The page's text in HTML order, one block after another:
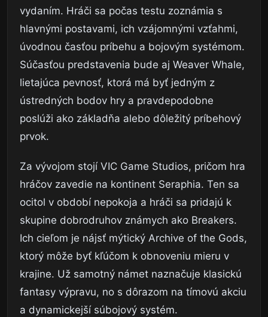
vydaním. Hráči sa počas testu zoznámia s
hlavnými postavami, ich vzájomnými vzťahmi,
úvodnou časťou príbehu a bojovým systémom.
Súčasťou predstavenia bude aj Weaver Whale,
lietajúca pevnosť, ktorá má byť jedným z
ústredných bodov hry a pravdepodobne
poslúži ako základňa alebo dôležitý príbehový
prvok.
Za vývojom stojí VIC Game Studios, pričom hra
hráčov zavedie na kontinent Seraphia. Ten sa
ocitol v období nepokoja a hráči sa pridajú k
skupine dobrodruhov známych ako Breakers.
Ich cieľom je nájsť mýtický Archive of the Gods,
ktorý môže byť kľúčom k obnoveniu mieru v
krajine. Už samotný námet naznačuje klasickú
fantasy výpravu, no s dôrazom na tímovú akciu
a dynamickejší súbojový systém.